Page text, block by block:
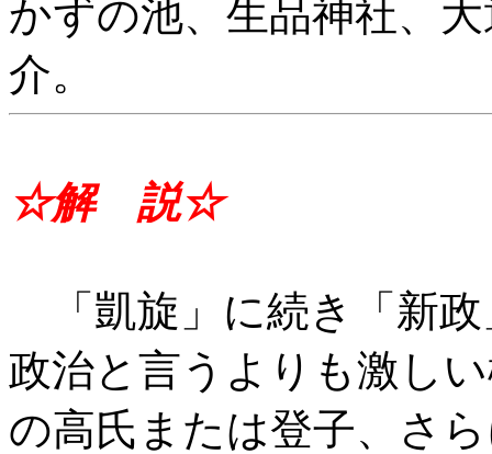
かずの池、生品神社、
介。
☆解 説☆
「凱旋」に続き「新
政治と言うよりも激し
の高氏または登子、さ